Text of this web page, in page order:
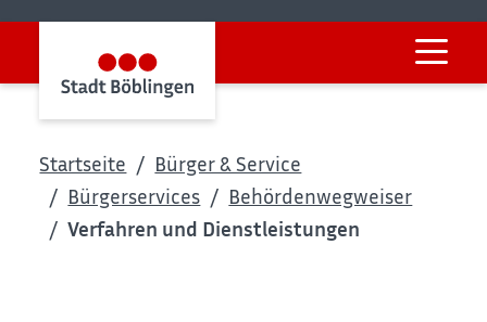
Startseite
Bürger & Service
Bürgerservices
Behördenwegweiser
Verfahren und Dienstleistungen